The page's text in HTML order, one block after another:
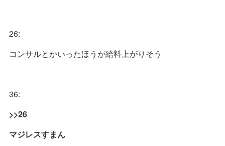
26:
コンサルとかいったほうが給料上がりそう
36:
>>26
マジレスすまん